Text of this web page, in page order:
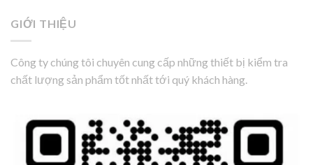
GIỚI THIỆU
Công ty chúng tôi chuyên cung cấp những thiết bị kiểm tra
chất lượng sản phẩm tốt nhất tới quý khách hàng.